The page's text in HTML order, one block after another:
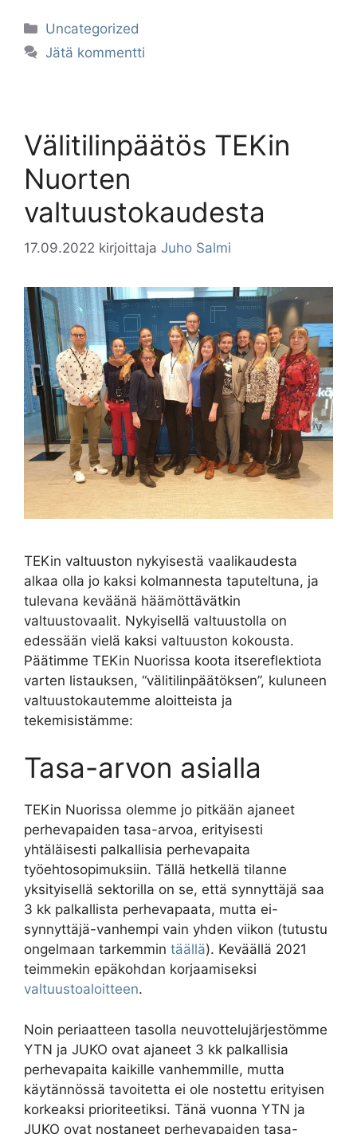
Kategoriat
Uncategorized
Jätä kommentti
Välitilinpäätös TEKin
Nuorten
valtuustokaudesta
17.09.2022 kirjoittaja Juho Salmi
TEKin valtuuston nykyisestä vaalikaudesta
alkaa olla jo kaksi kolmannesta taputeltuna, ja
tulevana keväänä häämöttävätkin
valtuustovaalit. Nykyisellä valtuustolla on
edessään vielä kaksi valtuuston kokousta.
Päätimme TEKin Nuorissa koota itsereflektiota
varten listauksen, “välitilinpäätöksen”, kuluneen
valtuustokautemme aloitteista ja
tekemisistämme:
Tasa-arvon asialla
TEKin Nuorissa olemme jo pitkään ajaneet
perhevapaiden tasa-arvoa, erityisesti
yhtäläisesti palkallisia perhevapaita
työehtosopimuksiin. Tällä hetkellä tilanne
yksityisellä sektorilla on se, että synnyttäjä saa
3 kk palkallista perhevapaata, mutta ei-
synnyttäjä-vanhempi vain yhden viikon (tutustu
ongelmaan tarkemmin täällä). Keväällä 2021
teimmekin epäkohdan korjaamiseksi
valtuustoaloitteen.
Noin periaatteen tasolla neuvottelujärjestömme
YTN ja JUKO ovat ajaneet 3 kk palkallisia
perhevapaita kaikille vanhemmille, mutta
käytännössä tavoitetta ei ole nostettu erityisen
korkeaksi prioriteetiksi. Tänä vuonna YTN ja
JUKO ovat nostaneet perhevapaiden tasa-